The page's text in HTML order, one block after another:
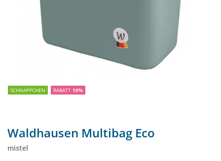
SCHNÄPPCHEN RABATT 10%
Waldhausen Multibag Eco
mistel